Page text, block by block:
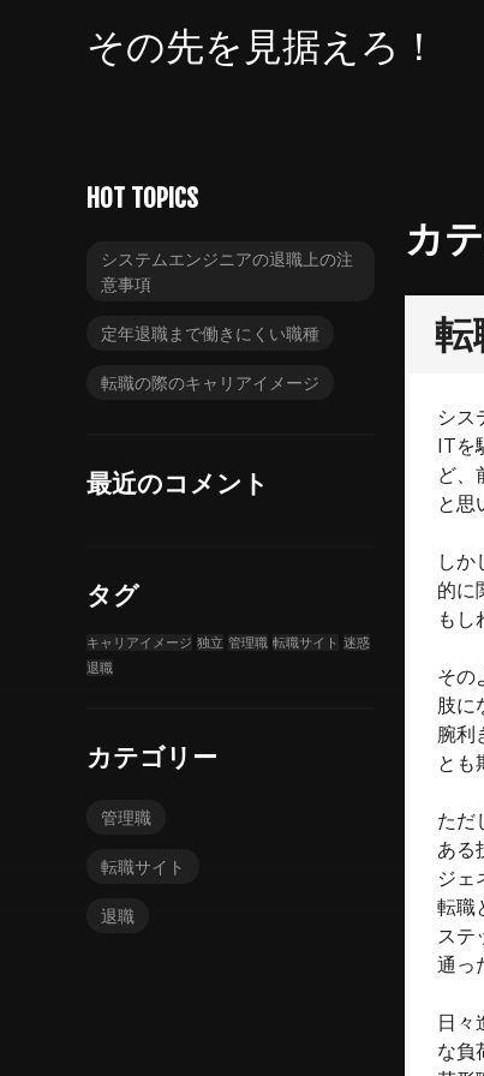
その先を見据えろ！
カ
転
シス
ITを
ど、
と思
し
的に
もし
その
肢に
腕利
とも
ただ
ある
ジェ
転職
ステ
通っ
日々
な負
HOT TOPICS
システムエンジニアの退職上の注
意事項
定年退職まで働きにくい職種
転職の際のキャリアイメージ
最近のコメント
タグ
キャリアイメージ 独立 管理職 転職サイト 迷惑
退職
カテゴリー
管理職
転職サイト
退職